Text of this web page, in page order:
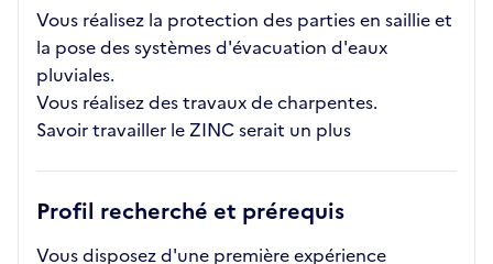
Vous réalisez la protection des parties en saillie et
la pose des systèmes d'évacuation d'eaux
pluviales.
Vous réalisez des travaux de charpentes.
Savoir travailler le ZINC serait un plus
Profil recherché et prérequis
Vous disposez d'une première expérience